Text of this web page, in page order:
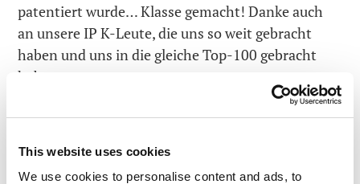
This website uses cookies
We use cookies to personalise content and ads, to
patentiert wurde… Klasse gemacht! Danke auch
an unsere IP K-Leute, die uns so weit gebracht
haben und uns in die gleiche Top-100 gebracht
haben.